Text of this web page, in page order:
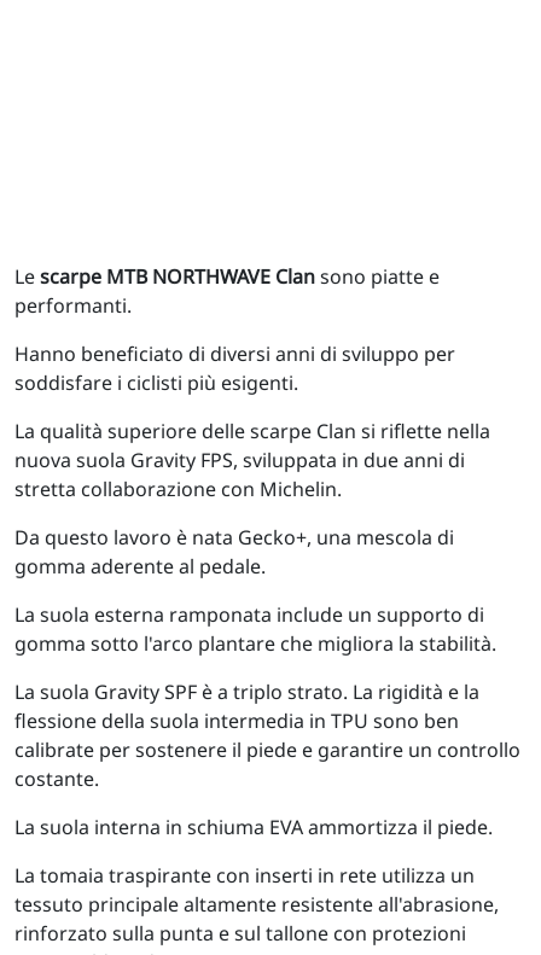
Lescarpe MTB NORTHWAVE Clansono piatte e
performanti.
Hanno beneficiato di diversi anni di sviluppo per
soddisfare i ciclisti più esigenti.
La qualità superiore delle scarpe Clan si riflette nella
nuova suola Gravity FPS, sviluppata in due anni di
stretta collaborazione con Michelin.
Da questo lavoro è nata Gecko+, una mescola di
gomma aderente al pedale.
La suola esterna ramponata include un supporto di
gomma sotto l'arco plantare che migliora la stabilità.
La suola Gravity SPF è a triplo strato. La rigidità e la
flessione della suola intermedia in TPU sono ben
calibrate per sostenere il piede e garantire un controllo
costante.
La suola interna in schiuma EVA ammortizza il piede.
La tomaia traspirante con inserti in rete utilizza un
tessuto principale altamente resistente all'abrasione,
rinforzato sulla punta e sul tallone con protezioni